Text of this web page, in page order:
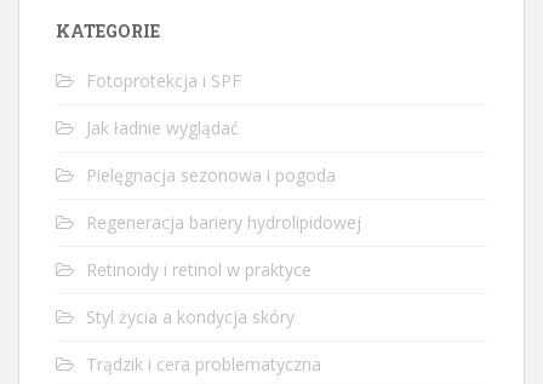
KATEGORIE
Fotoprotekcja i SPF
Jak ładnie wyglądać
Pielęgnacja sezonowa i pogoda
Regeneracja bariery hydrolipidowej
Retinoidy i retinol w praktyce
Styl życia a kondycja skóry
Trądzik i cera problematyczna